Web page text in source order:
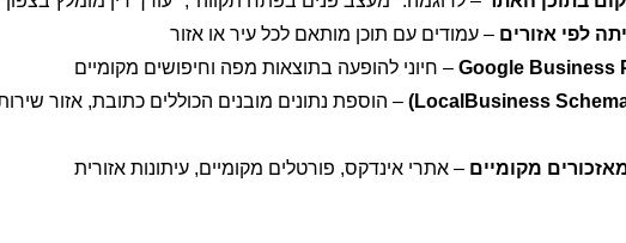
לפי אזורים – עמודים עם תוכן מותאם לכל עיר או אזור
– חיוני להופעה בתוצאות מפה וחיפושים מקומיים
– הוספת נתונים מובנים הכוללים כתובת, אזור
מקומיים – אתרי אינדקס, פורטלים מקומיים, עיתונות אזורית